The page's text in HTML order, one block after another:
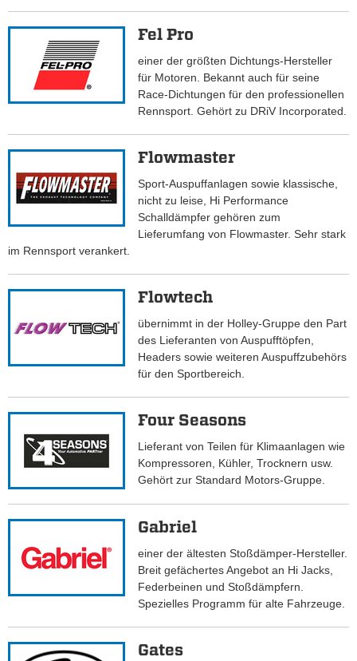
Fel Pro
einer der größten Dichtungs-Hersteller
für Motoren. Bekannt auch für seine
Race-Dichtungen für den professionellen
Rennsport. Gehört zu DRiV Incorporated.
Flowmaster
Sport-Auspuffanlagen sowie klassische,
nicht zu leise, Hi Performance
Schalldämpfer gehören zum
Lieferumfang von Flowmaster. Sehr stark
im Rennsport verankert.
Flowtech
übernimmt in der Holley-Gruppe den Part
des Lieferanten von Auspufftöpfen,
Headers sowie weiteren Auspuffzubehörs
für den Sportbereich.
Four Seasons
Lieferant von Teilen für Klimaanlagen wie
Kompressoren, Kühler, Trocknern usw.
Gehört zur Standard Motors-Gruppe.
Gabriel
einer der ältesten Stoßdämper-Hersteller.
Breit gefächertes Angebot an Hi Jacks,
Federbeinen und Stoßdämpfern.
Spezielles Programm für alte Fahrzeuge.
Gates